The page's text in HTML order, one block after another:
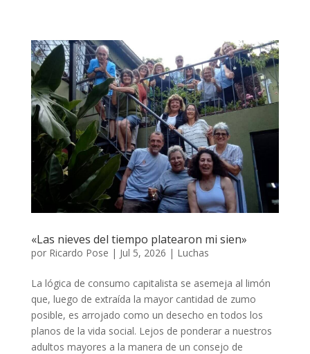
«Las nieves del tiempo platearon mi sien»
por Ricardo Pose | Jul 5, 2026 | Luchas
La lógica de consumo capitalista se asemeja al limón
que, luego de extraída la mayor cantidad de zumo
posible, es arrojado como un desecho en todos los
planos de la vida social. Lejos de ponderar a nuestros
adultos mayores a la manera de un consejo de